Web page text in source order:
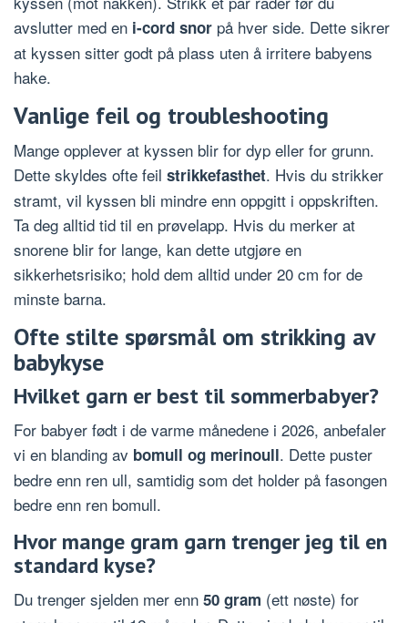
avslutter med en i-cord snor på hver side. Dette sikrer
at kyssen sitter godt på plass uten å irritere babyens
hake.
Vanlige feil og troubleshooting
Mange opplever at kyssen blir for dyp eller for grunn.
Dette skyldes ofte feil strikkefasthet. Hvis du strikker
stramt, vil kyssen bli mindre enn oppgitt i oppskriften.
Ta deg alltid tid til en prøvelapp. Hvis du merker at
snorene blir for lange, kan dette utgjøre en
sikkerhetsrisiko; hold dem alltid under 20 cm for de
minste barna.
Ofte stilte spørsmål om strikking av
babykyse
Hvilket garn er best til sommerbabyer?
For babyer født i de varme månedene i 2026, anbefaler
vi en blanding av bomull og merinoull. Dette puster
bedre enn ren ull, samtidig som det holder på fasongen
bedre enn ren bomull.
Hvor mange gram garn trenger jeg til en
standard kyse?
Du trenger sjelden mer enn 50 gram (ett nøste) for